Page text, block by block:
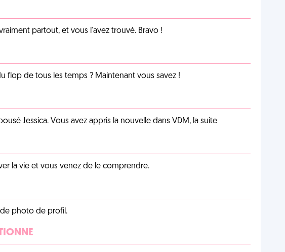
partout, et vous l'avez trouvé. Bravo !
flop de tous les temps ? Maintenant vous savez !
Jessica. Vous avez appris la nouvelle dans VDM, la suite
la vie et vous venez de le comprendre.
photo de profil.